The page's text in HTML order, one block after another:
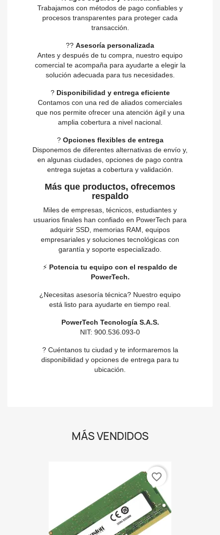
Trabajamos con métodos de pago confiables y
procesos transparentes para proteger cada
transacción.
?‍? Asesoría personalizada
Antes y después de tu compra, nuestro equipo
comercial te acompaña para ayudarte a elegir la
solución adecuada para tus necesidades.
? Disponibilidad y entrega eficiente
Contamos con una red de aliados comerciales
que nos permite ofrecer una atención ágil y una
amplia cobertura a nivel nacional.
? Opciones flexibles de entrega
Disponemos de diferentes alternativas de envío y,
en algunas ciudades, opciones de pago contra
entrega sujetas a cobertura y validación.
Más que productos, ofrecemos
respaldo
Miles de empresas, técnicos, estudiantes y
usuarios finales han confiado en PowerTech para
adquirir SSD, memorias RAM, equipos
empresariales y soluciones tecnológicas con
garantía y soporte especializado.
⚡ Potencia tu equipo con el respaldo de
PowerTech.
¿Necesitas asesoría técnica? Nuestro equipo
está listo para ayudarte en tiempo real.
PowerTech Tecnología S.A.S.
NIT: 900.536.093-0
? Cuéntanos tu ciudad y te informaremos la
disponibilidad y opciones de entrega para tu
ubicación.
MÁS VENDIDOS
favorite_border